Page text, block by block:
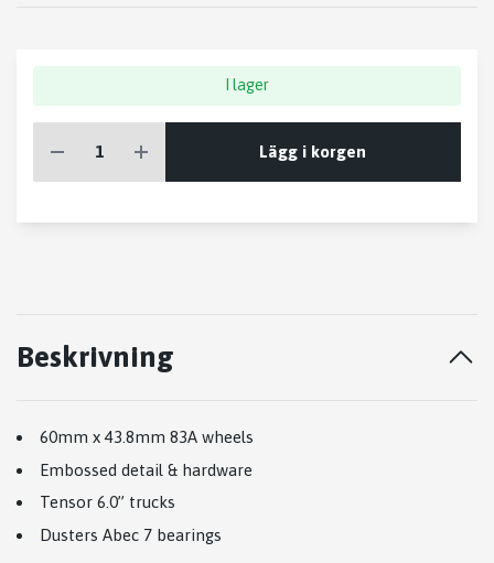
I lager
Lägg i korgen
Beskrivning
60mm x 43.8mm 83A wheels
Embossed detail & hardware
Tensor 6.0” trucks
Dusters Abec 7 bearings